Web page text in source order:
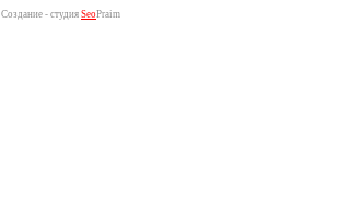
Создание - студия SeoPraim